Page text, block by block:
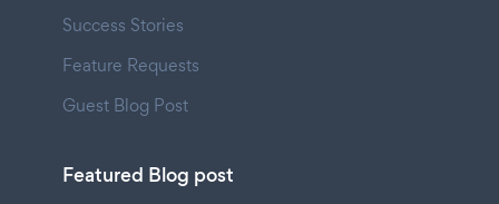
Success Stories
Feature Requests
Guest Blog Post
Featured Blog post